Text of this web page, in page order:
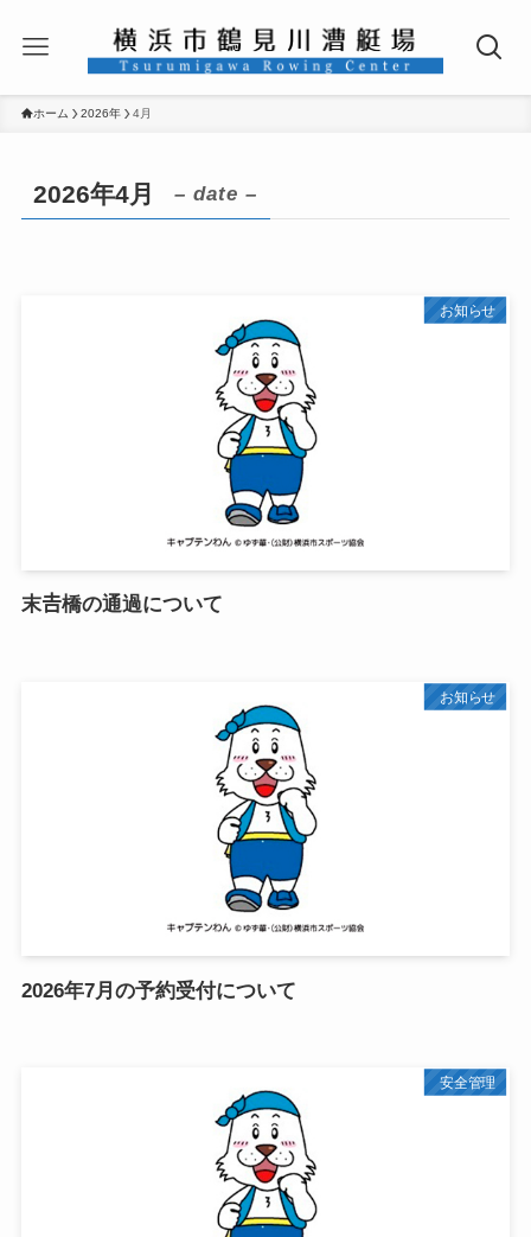
ホーム 2026年 4月
2026年4月 – date –
お知らせ
末𠮷橋の通過について
お知らせ
2026年7月の予約受付について
安全管理